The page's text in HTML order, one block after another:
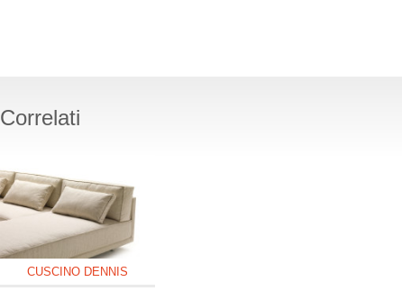
Correlati
CUSCINO DENNIS